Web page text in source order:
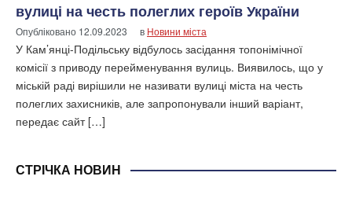
вулиці на честь полеглих героїв України
Опубліковано 12.09.2023 в Новини міста
У Кам’янці-Подільську відбулось засідання топонімічної
комісії з приводу перейменування вулиць. Виявилось, що у
міській раді вирішили не називати вулиці міста на честь
полеглих захисників, але запропонували інший варіант,
передає сайт […]
СТРІЧКА НОВИН